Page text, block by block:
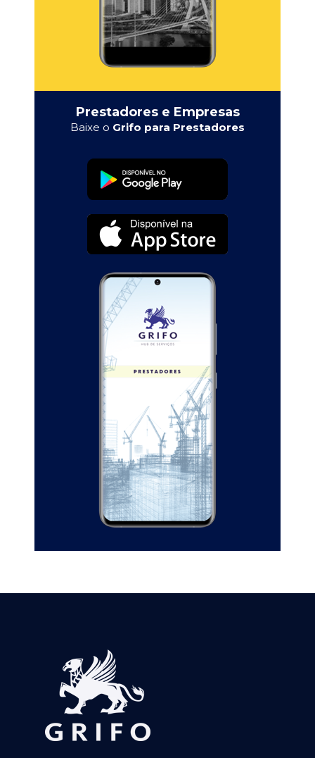
Prestadores e Empresas
Baixe o Grifo para Prestadores